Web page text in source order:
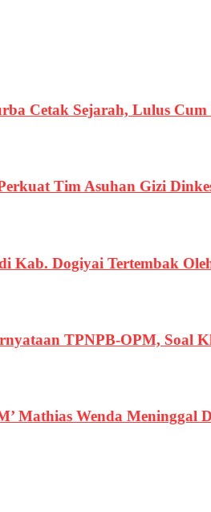
Cetak Sejarah, Lulus
Tim Asuhan Gizi
Kab. Dogiyai Tertembak
TPNPB-OPM, Soal
Mathias Wenda Meninggal